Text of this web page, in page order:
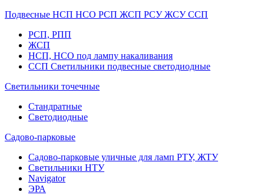
Подвесные НСП НСО РСП ЖСП РСУ ЖСУ ССП
РСП, РПП
ЖСП
НСП, НСО под лампу накаливания
ССП Светильники подвесные светодиодные
Светильники точечные
Стандратные
Светодиодные
Садово-парковые
Садово-парковые уличные для ламп РТУ, ЖТУ
Светильники НТУ
Navigator
ЭРА